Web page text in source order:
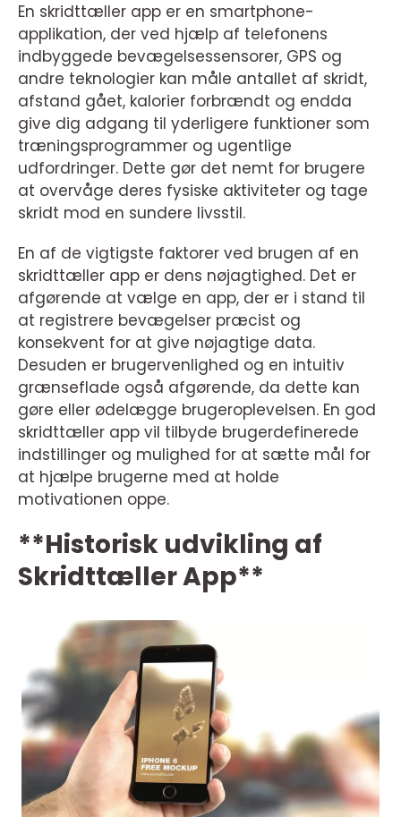
En skridttæller app er en smartphone-
applikation, der ved hjælp af telefonens
indbyggede bevægelsessensorer, GPS og
andre teknologier kan måle antallet af skridt,
afstand gået, kalorier forbrændt og endda
give dig adgang til yderligere funktioner som
træningsprogrammer og ugentlige
udfordringer. Dette gør det nemt for brugere
at overvåge deres fysiske aktiviteter og tage
skridt mod en sundere livsstil.
En af de vigtigste faktorer ved brugen af en
skridttæller app er dens nøjagtighed. Det er
afgørende at vælge en app, der er i stand til
at registrere bevægelser præcist og
konsekvent for at give nøjagtige data.
Desuden er brugervenlighed og en intuitiv
grænseflade også afgørende, da dette kan
gøre eller ødelægge brugeroplevelsen. En god
skridttæller app vil tilbyde brugerdefinerede
indstillinger og mulighed for at sætte mål for
at hjælpe brugerne med at holde
motivationen oppe.
**Historisk udvikling af
Skridttæller App**